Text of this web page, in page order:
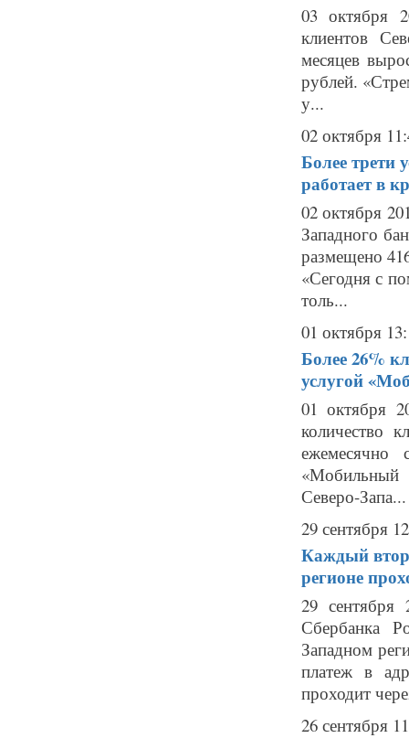
03 октября
клиентов
месяцев
рублей.
у...
02 октября
Более трети
работает в
02 октября
Западного
размещено
«Сегодня с
толь...
01 октября
Более 26%
услугой
01 октября
количество
ежемесячно
«Мобильный
Северо-Запа...
29 сентября
Каждый
регионе
29 сентября
Сбербанка
Западном
платеж в
проходит
26 сентября